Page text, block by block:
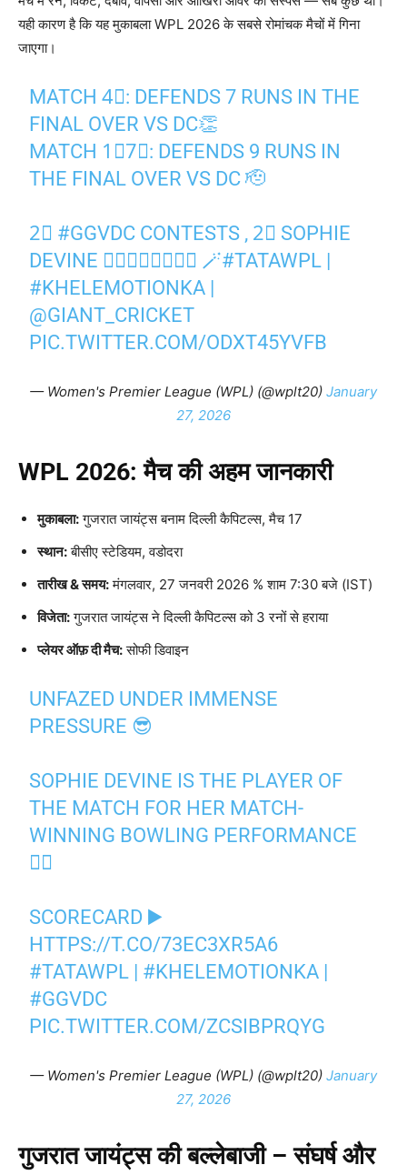
यही कारण है कि यह मुकाबला WPL 2026 के सबसे रोमांचक मैचों में गिना
जाएगा।
MATCH 4⃣: DEFENDS 7 RUNS IN THE
FINAL OVER VS DC👏
MATCH 1⃣7⃣: DEFENDS 9 RUNS IN
THE FINAL OVER VS DC 🫡
2⃣ #GGVDC CONTESTS , 2⃣ SOPHIE
DEVINE 𝗦𝗣𝗘𝗖𝗜𝗔𝗟𝗦 🪄#TATAWPL |
#KHELEMOTIONKA |
@GIANT_CRICKET
PIC.TWITTER.COM/ODXT45YVFB
— Women's Premier League (WPL) (@wplt20) January
27, 2026
WPL 2026: मैच की अहम जानकारी
मुकाबला:गुजरात जायंट्स बनाम दिल्ली कैपिटल्स, मैच 17
स्थान:बीसीए स्टेडियम, वडोदरा
तारीख &समय:मंगलवार, 27 जनवरी 2026 % शाम 7:30 बजे (IST)
विजेता:गुजरात जायंट्स ने दिल्ली कैपिटल्स को 3 रनों से हराया
प्लेयर ऑफ़ दी मैच:सोफी डिवाइन
UNFAZED UNDER IMMENSE
PRESSURE 😎
SOPHIE DEVINE IS THE PLAYER OF
THE MATCH FOR HER MATCH-
WINNING BOWLING PERFORMANCE
🙇‍♀️
SCORECARD ▶️
HTTPS://T.CO/73EC3XR5A6
#TATAWPL | #KHELEMOTIONKA |
#GGVDC
PIC.TWITTER.COM/ZCSIBPRQYG
— Women's Premier League (WPL) (@wplt20) January
27, 2026
गुजरात जायंट्स की बल्लेबाजी – संघर्ष और